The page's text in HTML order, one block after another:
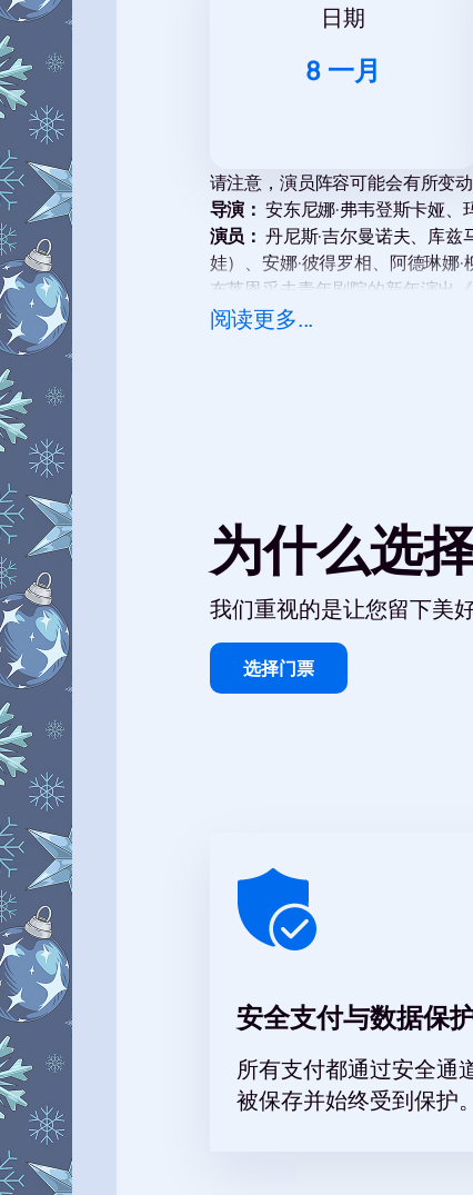
日期
8 一月
请注意，演员阵容可能会有所变动
导演： 安东尼娜·弗韦登斯卡娅、
演员： 丹尼斯·吉尔曼诺夫、库兹
娃）、安娜·彼得罗相、阿德琳娜
布莱恩采夫青年剧院的新年演出
这场引人入胜的演出将是这个假
阅读更多...
为什么选
我们重视的是让您留下美
选择门票
安全支付与数据保
所有支付都通过安全通
被保存并始终受到保护。